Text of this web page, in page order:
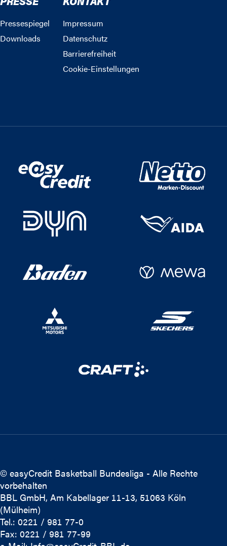
Pressespiegel
Downloads
Impressum
Datenschutz
Barrierefreiheit
Cookie-Einstellungen
© easyCredit Basketball Bundesliga - Alle Rechte
vorbehalten
BBL GmbH, Am Kabellager 11-13, 51063 Köln
(Mülheim)
Tel.: 0221 / 981 77-0
Fax: 0221 / 981 77-99